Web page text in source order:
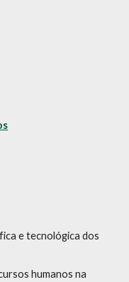
e tecnológica dos
humanos na